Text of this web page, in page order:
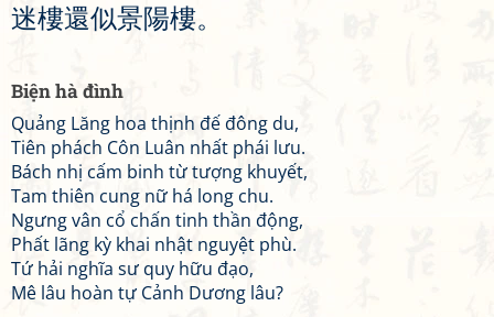
迷樓還似景陽樓。
Biện hà đình
Quảng Lăng hoa thịnh đế đông du,
Tiên phách Côn Luân nhất phái lưu.
Bách nhị cấm binh từ tượng khuyết,
Tam thiên cung nữ há long chu.
Ngưng vân cổ chấn tinh thần động,
Phất lãng kỳ khai nhật nguyệt phù.
Tứ hải nghĩa sư quy hữu đạo,
Mê lâu hoàn tự Cảnh Dương lâu?